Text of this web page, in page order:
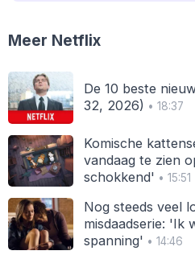
Meer Netflix
De 10 beste
32, 2026) • 18:37
Komische
vandaag te zien
schokkend' • 15:51
Nog steeds veel
misdaadserie: 'Ik
spanning' • 14:46